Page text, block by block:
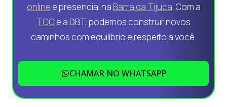
online e presencial na Barra da Tijuca. Com a
TCCe a DBT, podemos construir novos
caminhos com equilíbrio e respeito a você.
CHAMAR NO WHATSAPP